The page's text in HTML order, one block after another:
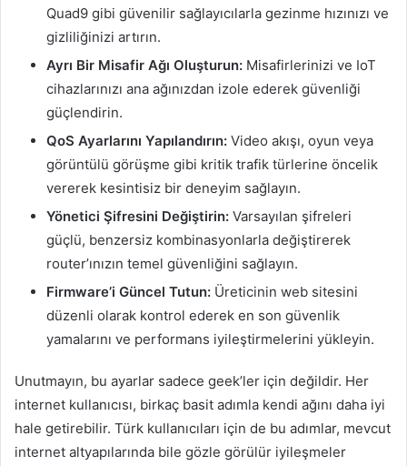
Quad9 gibi güvenilir sağlayıcılarla gezinme hızınızı ve
gizliliğinizi artırın.
Ayrı Bir Misafir Ağı Oluşturun: Misafirlerinizi ve IoT
cihazlarınızı ana ağınızdan izole ederek güvenliği
güçlendirin.
QoS Ayarlarını Yapılandırın: Video akışı, oyun veya
görüntülü görüşme gibi kritik trafik türlerine öncelik
vererek kesintisiz bir deneyim sağlayın.
Yönetici Şifresini Değiştirin: Varsayılan şifreleri
güçlü, benzersiz kombinasyonlarla değiştirerek
router’ınızın temel güvenliğini sağlayın.
Firmware’i Güncel Tutun: Üreticinin web sitesini
düzenli olarak kontrol ederek en son güvenlik
yamalarını ve performans iyileştirmelerini yükleyin.
Unutmayın, bu ayarlar sadece geek’ler için değildir. Her
internet kullanıcısı, birkaç basit adımla kendi ağını daha iyi
hale getirebilir. Türk kullanıcıları için de bu adımlar, mevcut
internet altyapılarında bile gözle görülür iyileşmeler